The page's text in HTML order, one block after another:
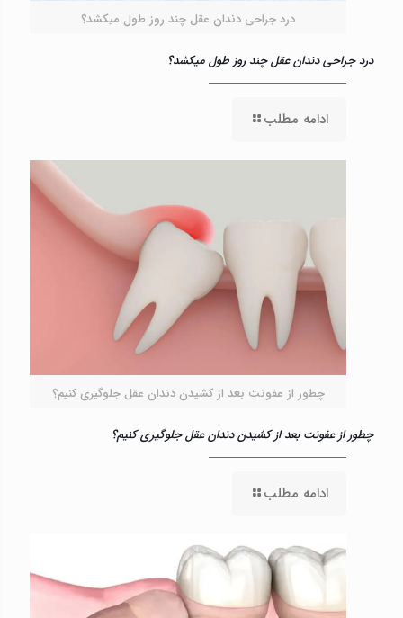
درد جراحی دندان عقل چند روز طول میکشد؟
درد جراحی دندان عقل چند روز طول میکشد؟
ادامه مطلب
چطور از عفونت بعد از کشیدن دندان عقل جلوگیری کنیم؟
چطور از عفونت بعد از کشیدن دندان عقل جلوگیری کنیم؟
ادامه مطلب